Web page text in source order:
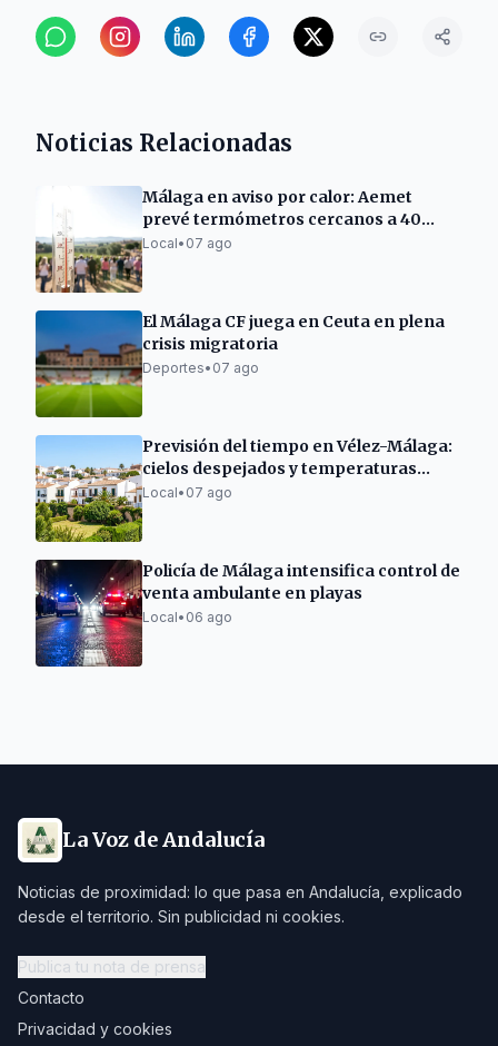
Noticias Relacionadas
Málaga en aviso por calor: Aemet
prevé termómetros cercanos a 40
grados
Local• 07 ago
El Málaga CF juega en Ceuta en plena
crisis migratoria
Deportes• 07 ago
Previsión del tiempo en Vélez-Málaga:
cielos despejados y temperaturas
cálidas este viernes
Local• 07 ago
Policía de Málaga intensifica control de
venta ambulante en playas
Local• 06 ago
La Voz de Andalucía
Noticias de proximidad: lo que pasa en Andalucía, explicado
desde el territorio. Sin publicidad ni cookies.
Publica tu nota de prensa
Contacto
Privacidad y cookies